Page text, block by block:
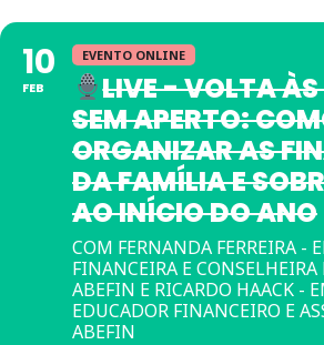
10
FEB
EVENTO ONLINE
LIVE - VOLTA
SEM APERTO:
ORGANIZAR AS
DA FAMÍLIA E
AO INÍCIO DO ANO
COM FERNANDA FERREIRA -
FINANCEIRA E CONSELHEIRA
ABEFIN E RICARDO HAACK -
EDUCADOR FINANCEIRO E
ABEFIN